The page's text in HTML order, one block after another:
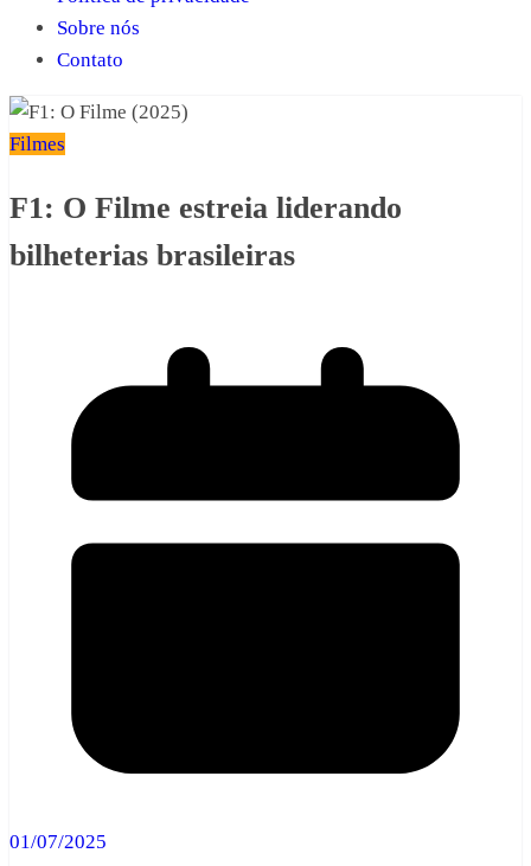
Sobre nós
Contato
Filmes
F1: O Filme estreia liderando
bilheterias brasileiras
01/07/2025